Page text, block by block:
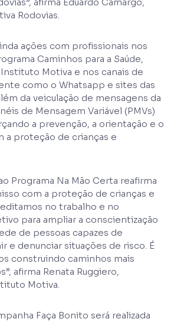
Rodovias.
ações com profissionais nos
Caminhos para a Saúde,
Motiva e nos canais de
como o Whatsapp e sites das
da veiculação de mensagens da
de Mensagem Variável (PMVs)
a prevenção, a orientação e o
a proteção de crianças e
Programa Na Mão Certa reafirma
com a proteção de crianças e
no trabalho e no
para ampliar a conscientização
de pessoas capazes de
e denunciar situações de risco. É
construindo caminhos mais
afirma Renata Ruggiero,
Motiva.
Faça Bonito será realizada